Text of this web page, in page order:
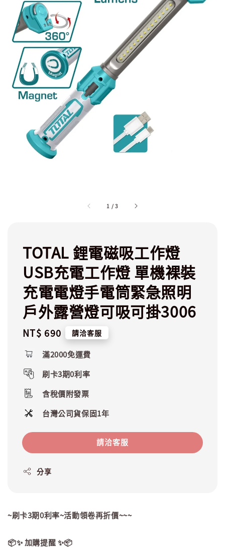
1 /3
TOTAL 鋰電磁吸工作燈
USB充電工作燈 單機裸裝
充電電燈手電筒緊急照明
戶外露營燈可吸可掛3006
Regular
NT$ 690 請洽客服
滿2000免運費
刷卡3期0利率
含稅價附發票
台灣公司貨保固1年
請洽客服
分享
~刷卡3期0利率~活動領卷再折價~~~
📦✨ 加購提醒 ✨📦